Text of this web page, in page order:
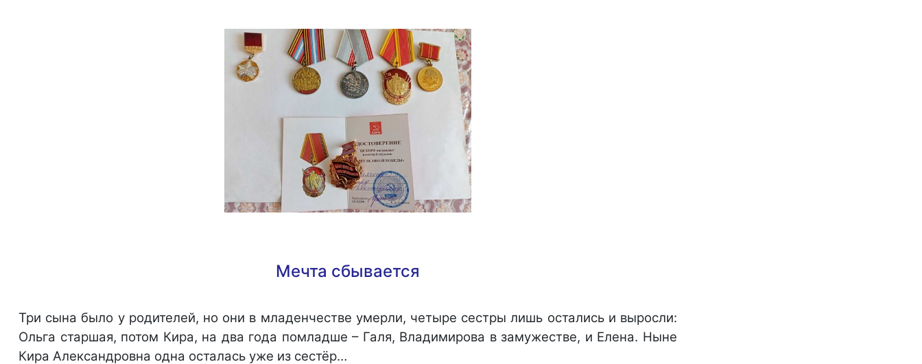
Мечта сбывается
Три сына было у родителей, но они в младенчестве умерли, четыре сестры лишь остались и выросли:
Ольга старшая, потом Кира, на два года помладше – Галя, Владимирова в замужестве, и Елена. Ныне
Кира Александровна одна осталась уже из сестёр…